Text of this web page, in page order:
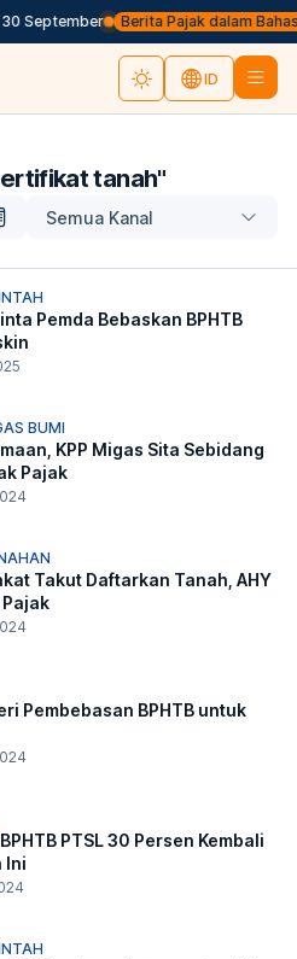
September Berita Pajak dalam
ID
tanah"
Semua Kanal
Pemda Bebaskan BPHTB
BUMI
KPP Migas Sita Sebidang
Pajak
Takut Daftarkan Tanah, AHY
Pembebasan BPHTB untuk
PTSL 30 Persen Kembali
Ini